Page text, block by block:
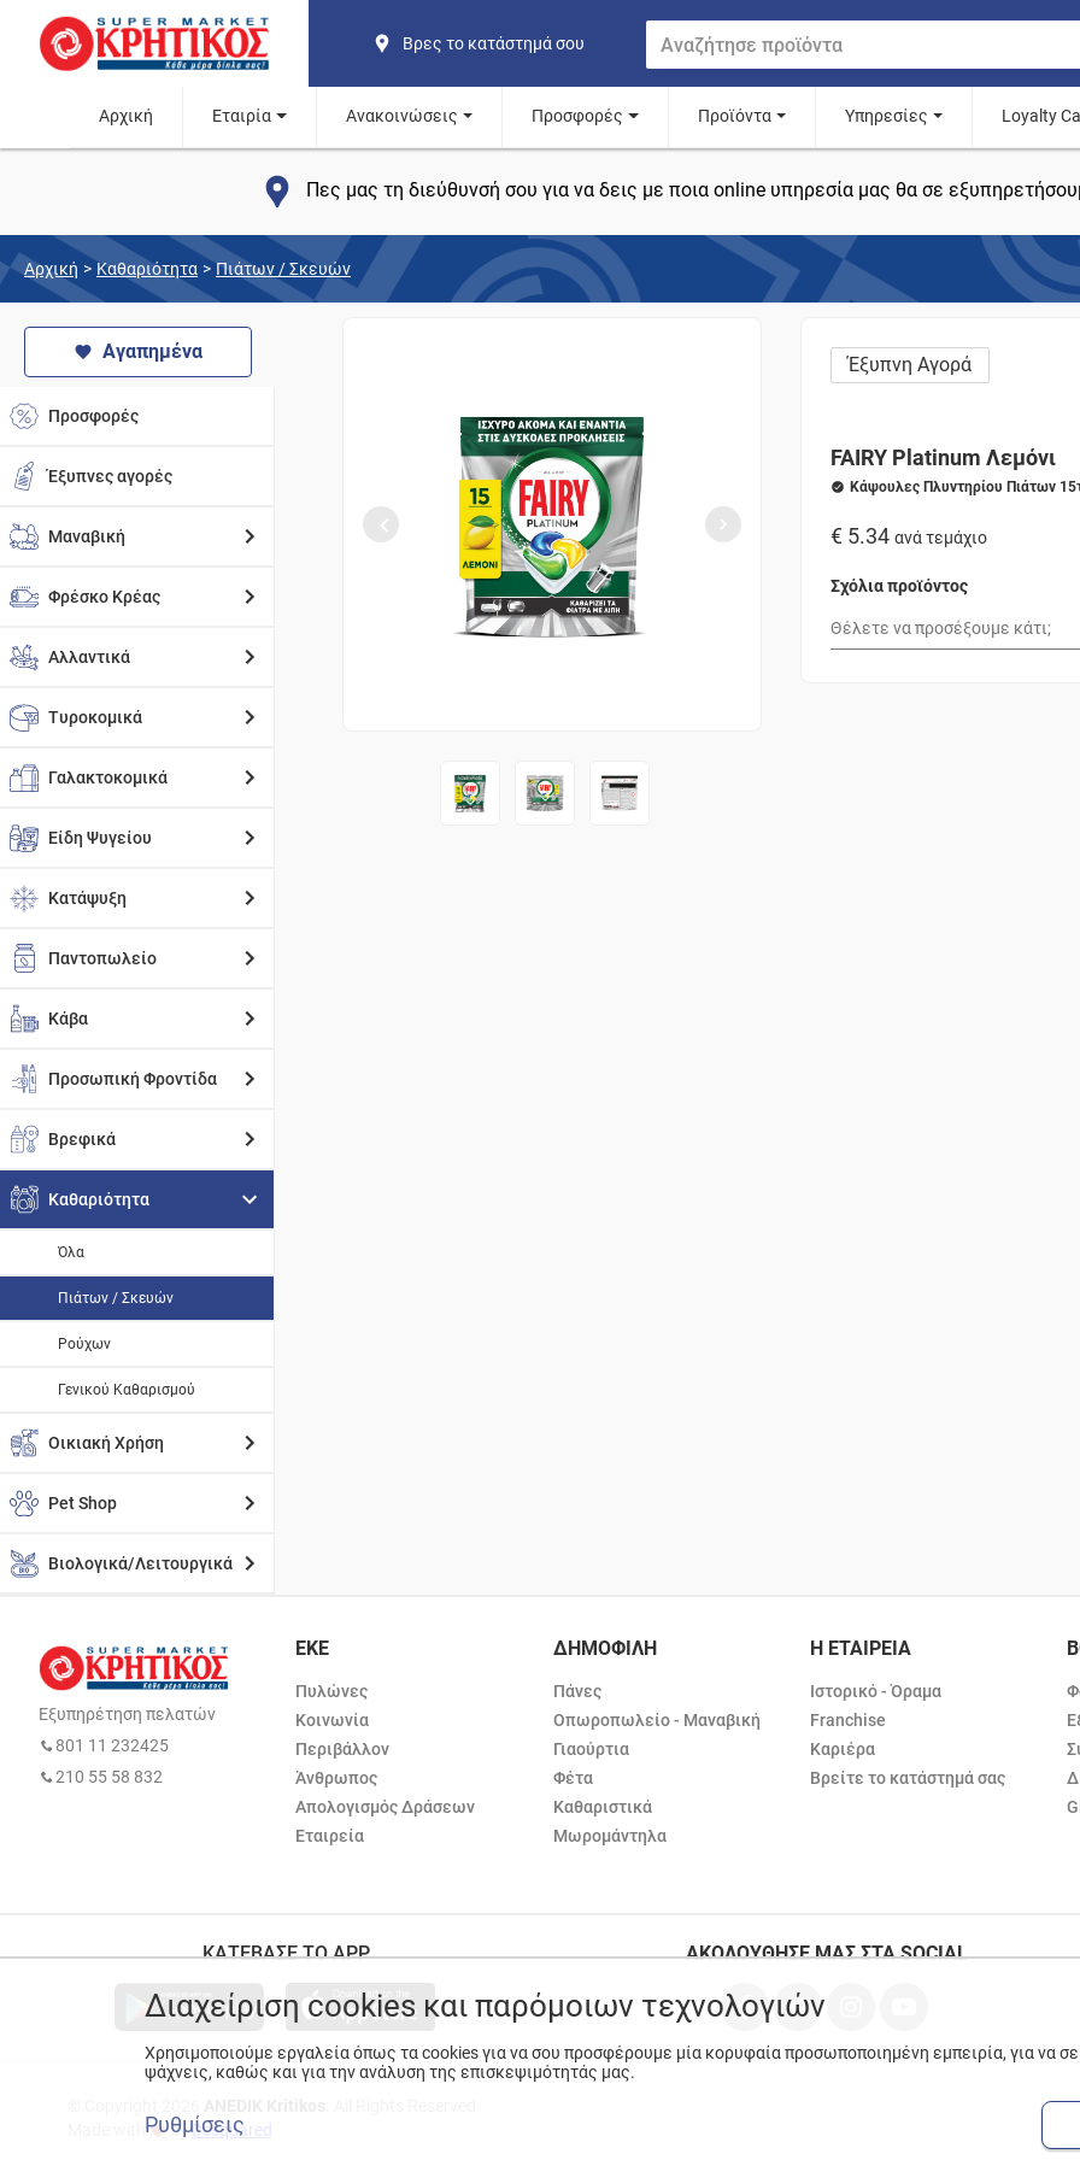
Βρες το κατάστημά σου
Αρχική Εταιρία Ανακοινώσεις Προσφορές Προϊόντα Υπηρεσίες Loyalty
Πες μας τη διεύθυνσή σου για να δεις με ποια online υπηρεσία μας θα σε
Αρχική > Καθαριότητα > Πιάτων / Σκευών
Αγαπημένα
Προσφορές
Έξυπνες αγορές
Μαναβική
Φρέσκο Κρέας
Αλλαντικά
Τυροκομικά
Γαλακτοκομικά
Είδη Ψυγείου
Κατάψυξη
Παντοπωλείο
Κάβα
Προσωπική Φροντίδα
Βρεφικά
Καθαριότητα
Όλα
Πιάτων / Σκευών
Ρούχων
Γενικού Καθαρισμού
Οικιακή Χρήση
Pet Shop
Βιολογικά/Λειτουργικά
Έξυπνη Αγορά
FAIRY Platinum Λεμόνι
Κάψουλες Πλυντηρίου Πιάτων
€ 5.34 ανά τεμάχιο
Σχόλια προϊόντος
Εξυπηρέτηση πελατών
801 11 232425
210 55 58 832
ΕΚΕ
Πυλώνες
Κοινωνία
Περιβάλλον
Άνθρωπος
Απολογισμός Δράσεων
Εταιρεία
ΔΗΜΟΦΙΛΗ
Πάνες
Οπωροπωλείο - Μαναβική
Γιαούρτια
Φέτα
Καθαριστικά
Μωρομάντηλα
Η ΕΤΑΙΡΕΙΑ
Ιστορικό - Όραμα
Franchise
Καριέρα
Βρείτε το κατάστημά σας
ΚΑΤΕΒΑΣΕ ΤΟ APP ΑΚΟΛΟΥΘΗΣΕ ΜΑΣ ΣΤΑ SOCIAL
Made with
byDesquared
Διαχείριση cookies και παρόμοιων τεχνολογιών
Χρησιμοποιούμε εργαλεία όπως τα cookies για να σου προσφέρουμε μία κορυφαία προσωποποιημένη εμπειρία, για να
ψάχνεις, καθώς και για την ανάλυση της επισκεψιμότητάς μας.
Ρυθμίσεις